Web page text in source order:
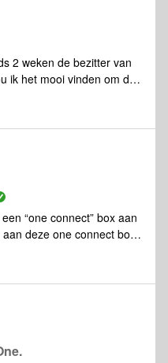
2 weken de bezitter van
ik het mooi vinden om de
af of dat het geluid ten
met me buren krijg ??
mee? Gr Dennis
“one connect” box aan
deze one connect box
met daarop mijn
radio afspelen d.m.v. een
(He Google speel
Google interface
van muziek uit mijn
ik dat dan.